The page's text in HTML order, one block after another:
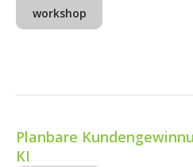
workshop
Planbare
KI